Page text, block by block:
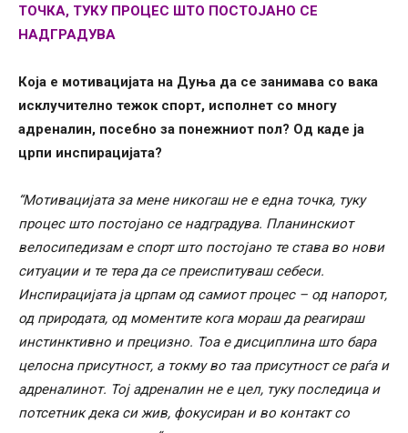
ТОЧКА, ТУКУ ПРОЦЕС ШТО ПОСТОЈАНО СЕ
НАДГРАДУВА
Која е мотивацијата на Дуња да се занимава со вака
исклучително тежок спорт, исполнет со многу
адреналин, посебно за понежниот пол? Од каде ја
црпи инспирацијата?
“Мотивацијата за мене никогаш не е една точка, туку
процес што постојано се надградува. Планинскиот
велосипедизам е спорт што постојано те става во нови
ситуации и те тера да се преиспитуваш себеси.
Инспирацијата ја црпам од самиот процес – од напорот,
од природата, од моментите кога мораш да реагираш
инстинктивно и прецизно. Тоа е дисциплина што бара
целосна присутност, а токму во таа присутност се раѓа и
адреналинот. Тој адреналин не е цел, туку последица и
потсетник дека си жив, фокусиран и во контакт со